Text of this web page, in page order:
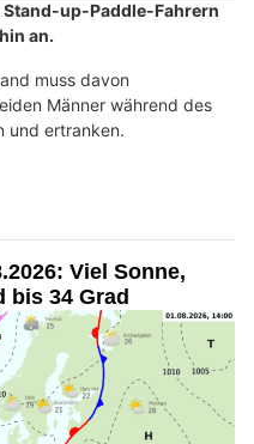
Stand-up-Paddle-Fahrern
an.
muss davon
Männer während des
und ertranken.
Viel Sonne,
bis 34 Grad